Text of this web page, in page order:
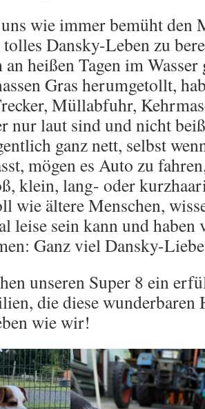
wie immer bemüht den
Dansky-Leben zu
an heißen Tagen im
Gras herumgetollt,
Müllabfuhr,
nur laut sind und nicht
ganz nett, selbst
mögen es Auto zu
klein, lang- oder
wie ältere Menschen,
leise sein kann und haben
Ganz viel Dansky-
unseren Super 8 ein
die diese wunderbaren
wie wir!